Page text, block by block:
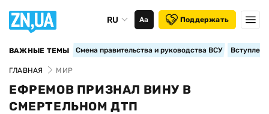
RU Аа Поддержать
ВАЖНЫЕ ТЕМЫ Смена правительства и руководства ВСУ
ГЛАВНАЯ МИР
ЕФРЕМОВ ПРИЗНАЛ ВИНУ В
СМЕРТЕЛЬНОМ ДТП